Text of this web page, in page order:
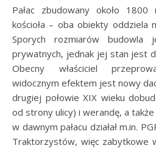
Pałac zbudowany około 1800 roku znajduje się obok
kościoła – oba obiekty oddziela
Sporych rozmiarów budowla
prywatnych, jednak jej stan jest
Obecny właściciel
widocznym efektem jest nowy
drugiej połowie XIX wieku
od strony ulicy) i werandę, a
w dawnym pałacu działał m.in.
Traktorzystów, więc zabytkowe